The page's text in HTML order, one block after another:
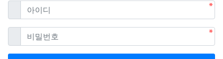
아이디필수
비밀번호필수